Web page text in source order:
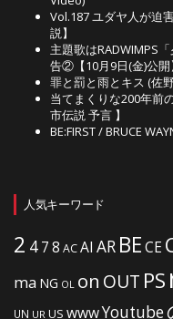
Vol.187 ユダヤ人が迫
説】
主題歌はRADWIMPS
告②【10月9日(金)公開
罪と罰と雨とキス (佐
当てまくりな200年前
市伝説 予言 】
BE:FIRST / BRUCE
人気キーワード
2 478 ACAI AR BECE
ma NG OL on OUT PS
UN UR US wwwYoutube